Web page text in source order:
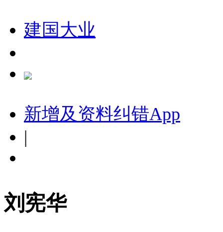
建国大业
新增及资料纠错App
|
刘宪华